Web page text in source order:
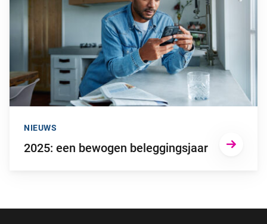
2025: een bewogen beleggingsjaar
NIEUWS